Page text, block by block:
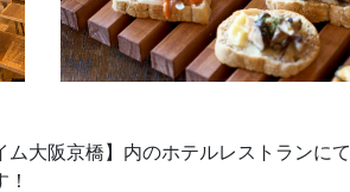
大阪京橋】内のホテルレストランにて